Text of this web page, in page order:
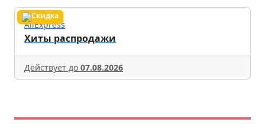
AliExpress
Хиты распродажи
Действует до 07.08.2026